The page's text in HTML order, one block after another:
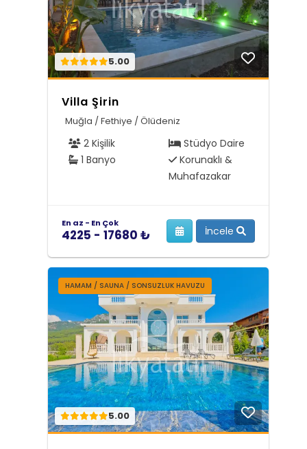
5.00
Villa Şirin
Muğla / Fethiye / Ölüdeniz
2 Kişilik
Stüdyo Daire
1 Banyo
Korunaklı &
Muhafazakar
En az - En Çok
4225 - 17680 ₺ İncele
HAMAM / SAUNA / SONSUZLUK HAVUZU
5.00